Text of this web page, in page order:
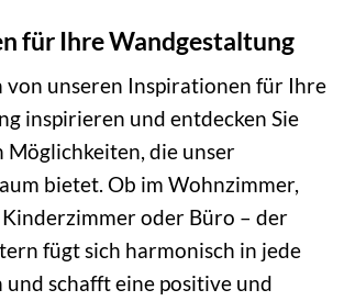
für Ihre Wandgestaltung
von unseren Inspirationen für Ihre
inspirieren und entdecken Sie
Möglichkeiten, die unser
bietet. Ob im Wohnzimmer,
oder Büro – der
fügt sich harmonisch in jede
und schafft eine positive und